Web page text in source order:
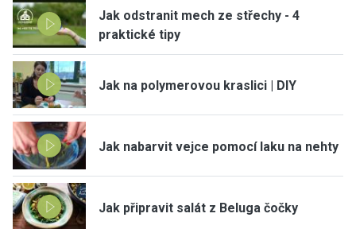
Jak odstranit mech ze střechy - 4
praktické tipy
Jak na polymerovou kraslici | DIY
Jak nabarvit vejce pomocí laku na nehty
Jak připravit salát z Beluga čočky